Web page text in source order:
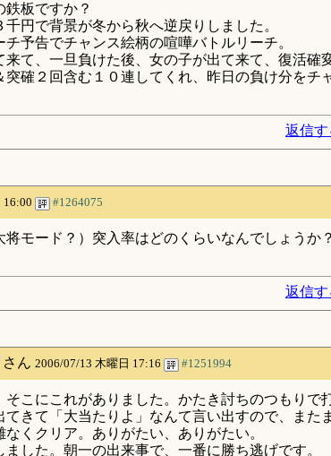
板ですか？
円で背景が冬から秋へ逆戻りしました。
予告でチャンス絵柄の喧嘩バトルリーチ。
て、一旦負けた後、女の子が出て来て、復活確
確２回含む１０連してくれ、昨日の負け分をチ
返信す
16:00 #1264075
モード？）突入率はどのくらいなんでしょう
返信す
ん 2006/07/13 木曜日 17:16 #1251994
こにこれがありました。かたき討ちのつもり
きて「大当たりよ」なんて言い出すので、ま
くクリア。ありがたい、ありがたい。
した。朝一の出来事で、一番に勝ち逃げです。